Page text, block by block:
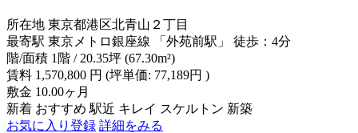
所在地 東京都港区北青山２丁目
最寄駅 東京メトロ銀座線 「外苑前駅」 徒歩：4分
階/面積 1階 / 20.35坪 (67.30m²)
賃料 1,570,800 円 (坪単価: 77,189円 )
敷金 10.00ヶ月
新着 おすすめ 駅近 キレイ スケルトン 新築
お気に入り登録 詳細をみる